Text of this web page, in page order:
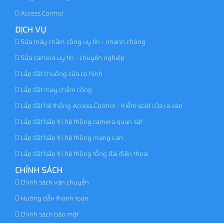
Access Control
DỊCH VỤ
Sửa máy chấm công uy tín - nhanh chóng
Sửa camera uy tín - chuyên nghiệp
Lắp đặt chuông cửa có hình
Lắp đặt máy chấm công
Lắp đặt hệ thống Access Control - Kiểm soát cửa ra vào
Lắp đặt bảo trì hệ thống camera quan sát
Lắp đặt bảo trì hệ thống mạng Lan
Lắp đặt bảo trì hệ thống tổng đài điện thoại
CHÍNH SÁCH
Chính sách vận chuyển
Hướng dẫn thanh toán
Chính sách bảo mật